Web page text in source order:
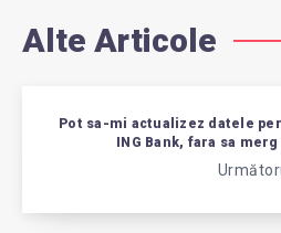
Alte Articole
Pot sa-mi actualizez datele
ING Bank, fara sa